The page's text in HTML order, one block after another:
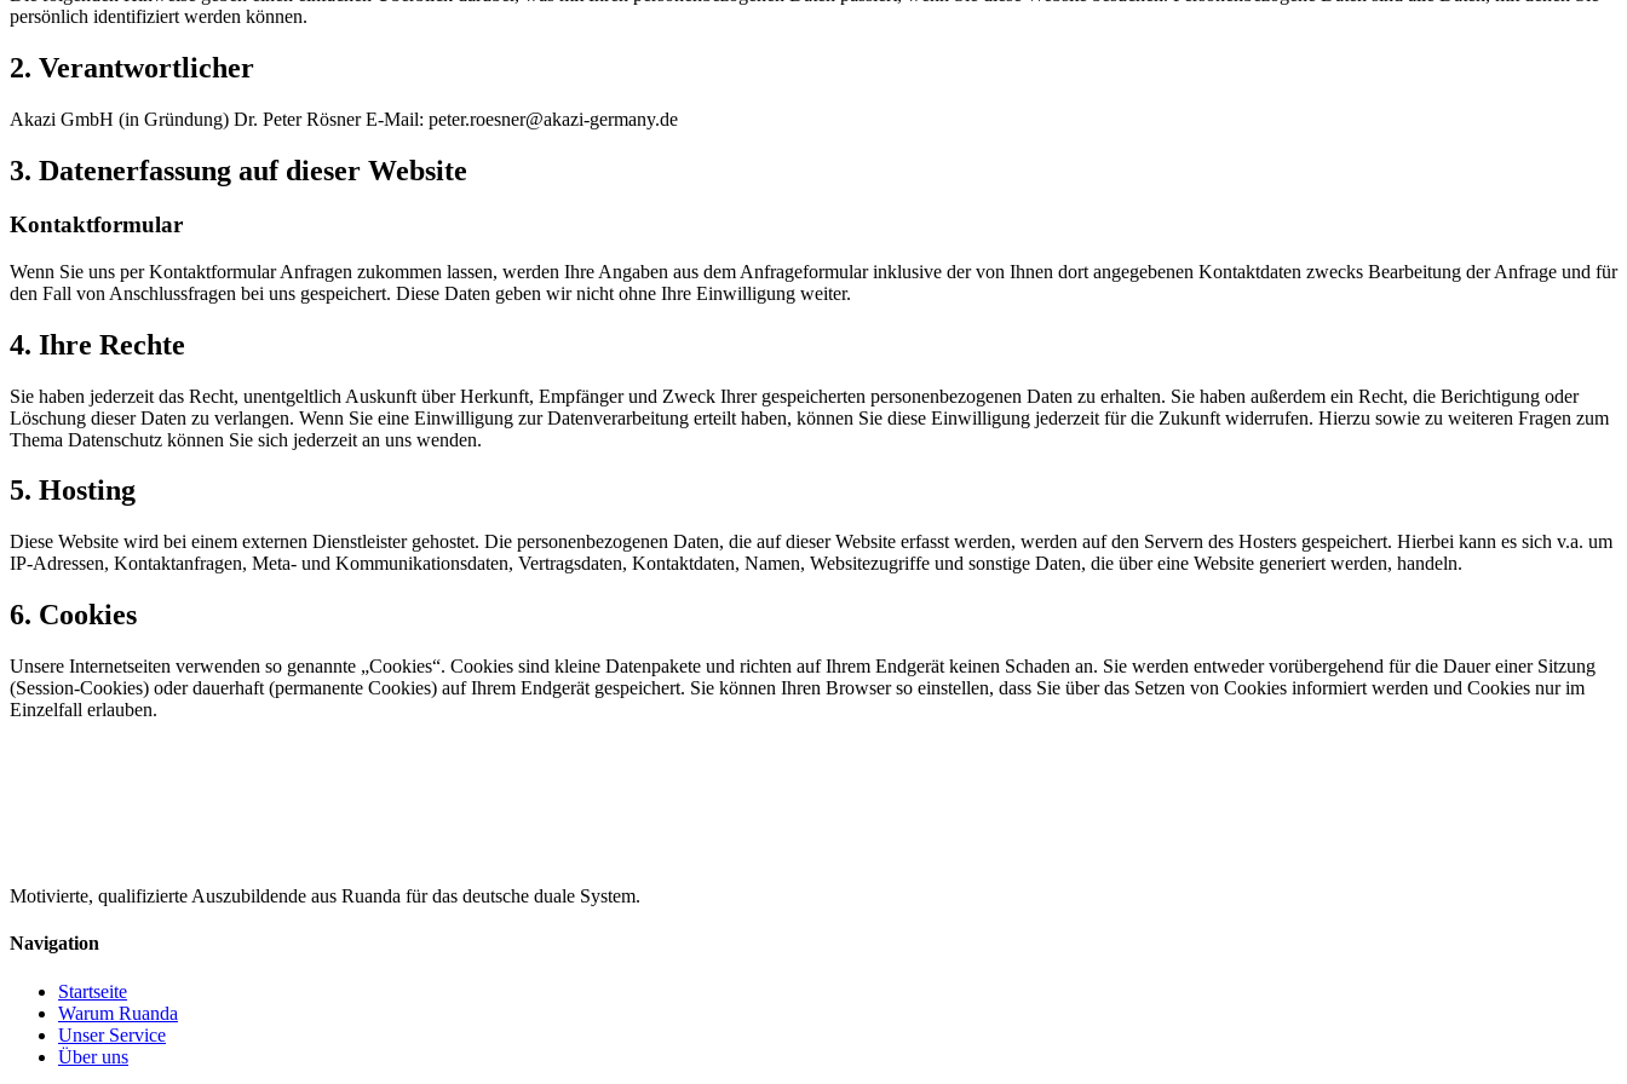
persönlich identifiziert werden können.
2. Verantwortlicher
Akazi GmbH (in Gründung) Dr. Peter Rösner E-Mail: peter.roesner@akazi-germany.de
3. Datenerfassung auf dieser Website
Kontaktformular
Wenn Sie uns per Kontaktformular Anfragen zukommen lassen, werden Ihre Angaben aus dem Anfrageformular inklusive der von Ihnen dort angegebenen Kontaktdaten zwecks Bearbeitung der Anfrage und für
den Fall von Anschlussfragen bei uns gespeichert. Diese Daten geben wir nicht ohne Ihre Einwilligung weiter.
4. Ihre Rechte
Sie haben jederzeit das Recht, unentgeltlich Auskunft über Herkunft, Empfänger und Zweck Ihrer gespeicherten personenbezogenen Daten zu erhalten. Sie haben außerdem ein Recht, die Berichtigung oder
Löschung dieser Daten zu verlangen. Wenn Sie eine Einwilligung zur Datenverarbeitung erteilt haben, können Sie diese Einwilligung jederzeit für die Zukunft widerrufen. Hierzu sowie zu weiteren Fragen zum
Thema Datenschutz können Sie sich jederzeit an uns wenden.
5. Hosting
Diese Website wird bei einem externen Dienstleister gehostet. Die personenbezogenen Daten, die auf dieser Website erfasst werden, werden auf den Servern des Hosters gespeichert. Hierbei kann es sich v.a. um
IP-Adressen, Kontaktanfragen, Meta- und Kommunikationsdaten, Vertragsdaten, Kontaktdaten, Namen, Websitezugriffe und sonstige Daten, die über eine Website generiert werden, handeln.
6. Cookies
Unsere Internetseiten verwenden so genannte „Cookies“. Cookies sind kleine Datenpakete und richten auf Ihrem Endgerät keinen Schaden an. Sie werden entweder vorübergehend für die Dauer einer Sitzung
(Session-Cookies) oder dauerhaft (permanente Cookies) auf Ihrem Endgerät gespeichert. Sie können Ihren Browser so einstellen, dass Sie über das Setzen von Cookies informiert werden und Cookies nur im
Einzelfall erlauben.
Motivierte, qualifizierte Auszubildende aus Ruanda für das deutsche duale System.
Navigation
Startseite
Warum Ruanda
Unser Service
Über uns